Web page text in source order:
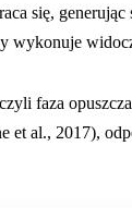
się,
wykonuje
faza
et al., 2017),